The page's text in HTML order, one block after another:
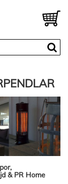
& PR Home